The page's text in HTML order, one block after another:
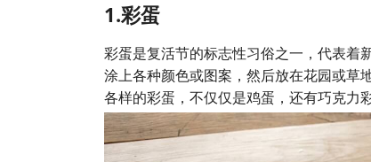
1.彩蛋
彩蛋是复活节的标志性习俗之一，代表着
涂上各种颜色或图案，然后放在花园或草
各样的彩蛋，不仅仅是鸡蛋，还有巧克力彩